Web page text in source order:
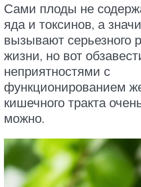
Сами плоды не
яда и токсинов, а
вызывают серьезного
жизни, но вот
неприятностями с
функционированием
кишечного тракта
можно.